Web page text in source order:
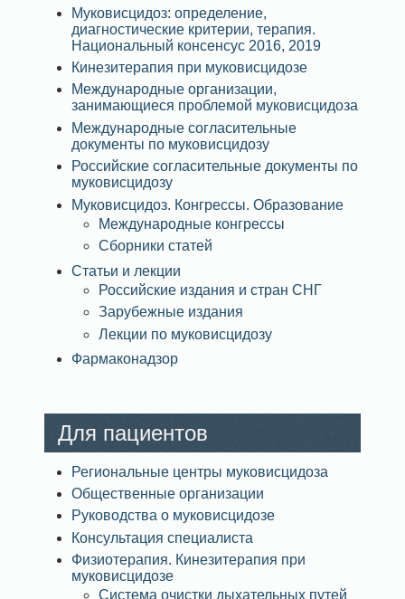
Муковисцидоз: определение,
диагностические критерии, терапия.
Национальный консенсус 2016, 2019
Кинезитерапия при муковисцидозе
Международные организации,
занимающиеся проблемой муковисцидоза
Международные согласительные
документы по муковисцидозу
Российские согласительные документы по
муковисцидозу
Муковисцидоз. Конгрессы. Образование
Международные конгрессы
Сборники статей
Статьи и лекции
Российские издания и стран СНГ
Зарубежные издания
Лекции по муковисцидозу
Фармаконадзор
Для пациентов
Региональные центры муковисцидоза
Общественные организации
Руководства о муковисцидозе
Консультация специалиста
Физиотерапия. Кинезитерапия при
муковисцидозе
Система очистки дыхательных путей